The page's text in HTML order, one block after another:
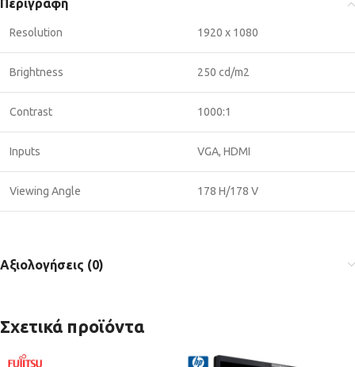
Περιγραφή
Resolution 1920 x 1080
Brightness 250 cd/m2
Contrast 1000:1
Inputs VGA, HDMI
Viewing Angle 178 H/178 V
Αξιολογήσεις (0)
Σχετικά προϊόντα